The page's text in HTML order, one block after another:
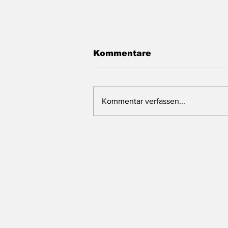
Kommentare
Kommentar verfassen...